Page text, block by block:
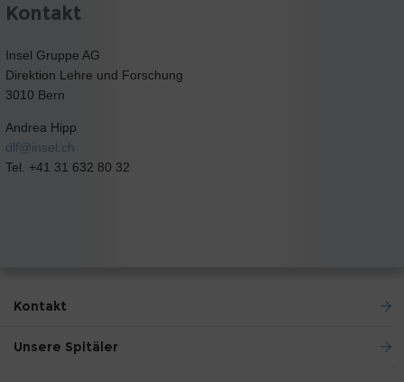
Kontakt
Insel Gruppe AG
Direktion Lehre und Forschung
3010 Bern
Andrea Hipp
dlf@insel.ch
Tel. +41 31 632 80 32
Kontakt
Unsere Spitäler